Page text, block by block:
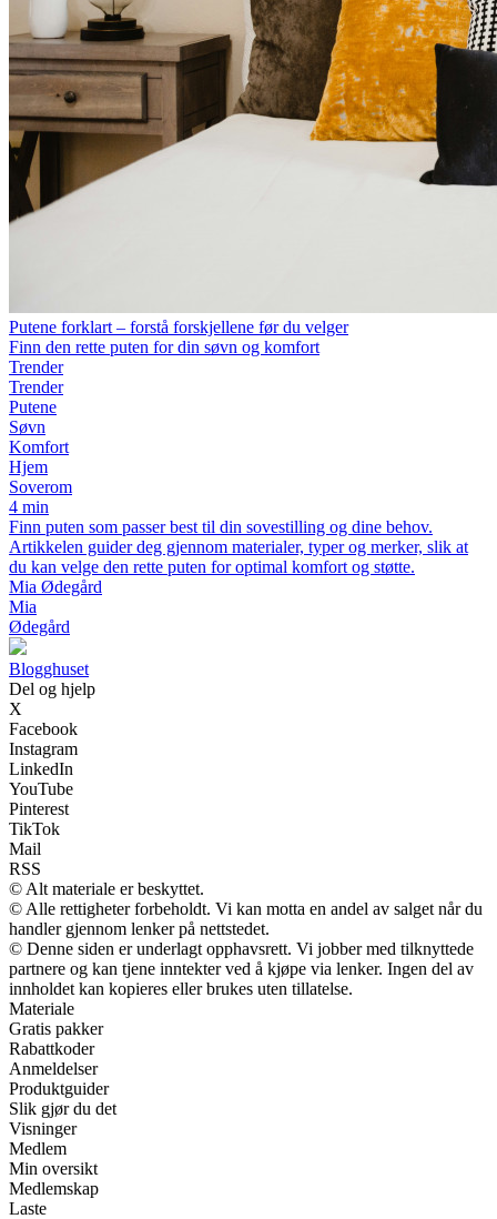
Putene forklart – forstå forskjellene før du velger
Finn den rette puten for din søvn og komfort
Trender
Trender
Putene
Søvn
Komfort
Hjem
Soverom
4 min
Finn puten som passer best til din sovestilling og dine behov.
Artikkelen guider deg gjennom materialer, typer og merker, slik at
du kan velge den rette puten for optimal komfort og støtte.
Mia Ødegård
Mia
Ødegård
Blogghuset
Del og hjelp
X
Facebook
Instagram
LinkedIn
YouTube
Pinterest
TikTok
Mail
RSS
© Alt materiale er beskyttet.
© Alle rettigheter forbeholdt. Vi kan motta en andel av salget når du
handler gjennom lenker på nettstedet.
© Denne siden er underlagt opphavsrett. Vi jobber med tilknyttede
partnere og kan tjene inntekter ved å kjøpe via lenker. Ingen del av
innholdet kan kopieres eller brukes uten tillatelse.
Materiale
Gratis pakker
Rabattkoder
Anmeldelser
Produktguider
Slik gjør du det
Visninger
Medlem
Min oversikt
Medlemskap
Laste